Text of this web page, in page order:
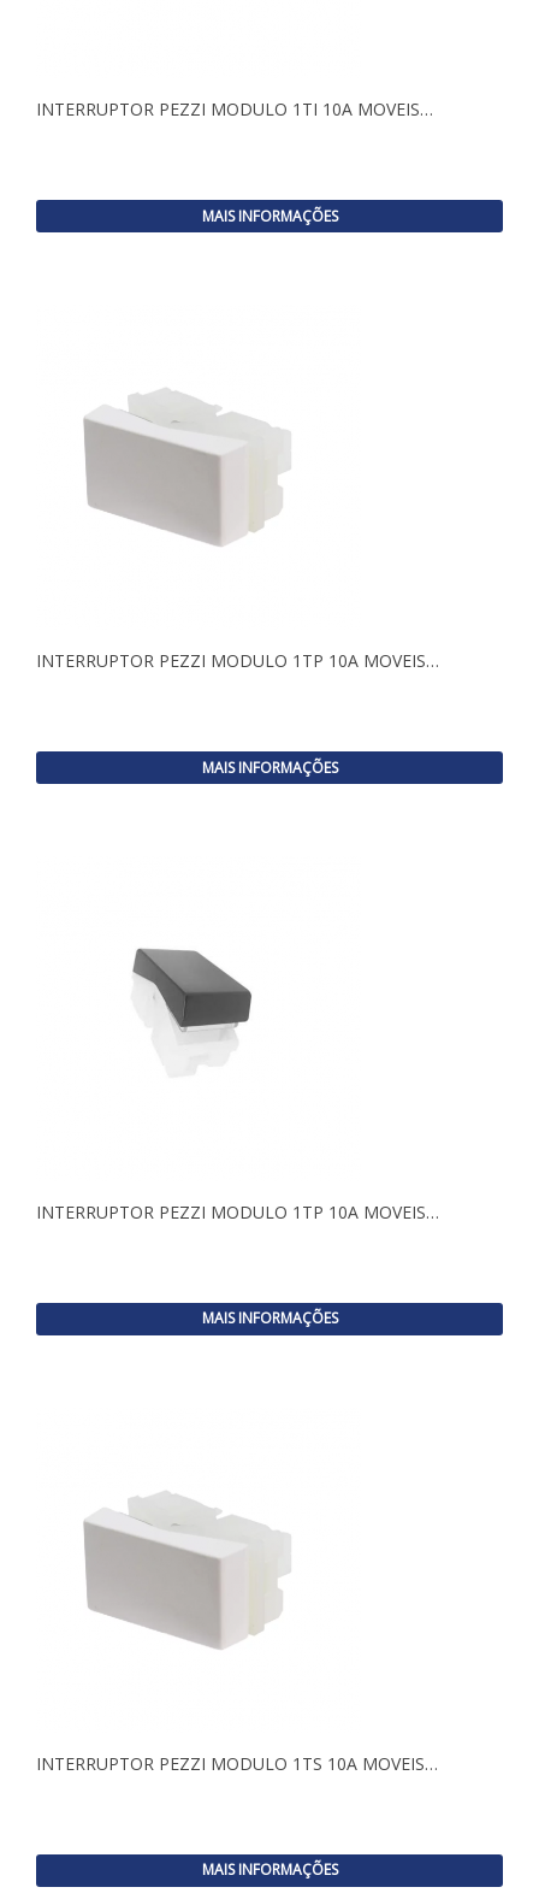
INTERRUPTOR PEZZI MODULO 1TI 10A MOVEIS…
MAIS INFORMAÇÕES
INTERRUPTOR PEZZI MODULO 1TP 10A MOVEIS…
MAIS INFORMAÇÕES
INTERRUPTOR PEZZI MODULO 1TP 10A MOVEIS…
MAIS INFORMAÇÕES
INTERRUPTOR PEZZI MODULO 1TS 10A MOVEIS…
MAIS INFORMAÇÕES